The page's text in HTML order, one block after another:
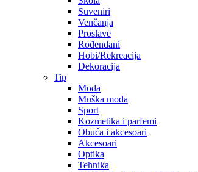
Suveniri
Venčanja
Proslave
Rođendani
Hobi/Rekreacija
Dekoracija
Tip
Moda
Muška moda
Sport
Kozmetika i parfemi
Obuća i akcesoari
Akcesoari
Optika
Tehnika